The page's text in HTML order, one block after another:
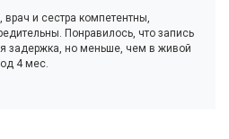
и сестра компетентны,
Понравилось, что запись
задержка, но меньше, чем в живой
4 мес.